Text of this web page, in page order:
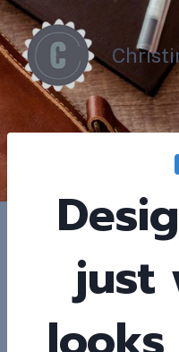
Skip
to
content
just